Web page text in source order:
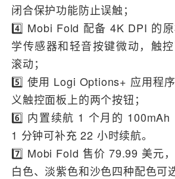
闭合保护功能防止误触；
4️⃣ Mobi Fold 配备 4K DPI 的
学传感器和轻音按键微动，触
滚动；
5️⃣ 使用 Logi Options+ 应用程
义触控面板上的两个按钮；
6️⃣ 内置续航 1 个月的 100mAh
1 分钟可补充 22 小时续航。
7️⃣ Mobi Fold 售价 79.99 美元
白色、淡紫色和沙色四种配色可